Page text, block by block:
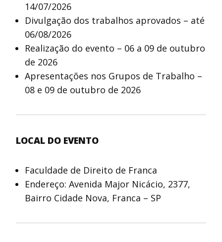
14/07/2026
Divulgação dos trabalhos aprovados – até
06/08/2026
Realização do evento – 06 a 09 de outubro
de 2026
Apresentações nos Grupos de Trabalho –
08 e 09 de outubro de 2026
LOCAL DO EVENTO
Faculdade de Direito de Franca
Endereço: Avenida Major Nicácio, 2377,
Bairro Cidade Nova, Franca – SP